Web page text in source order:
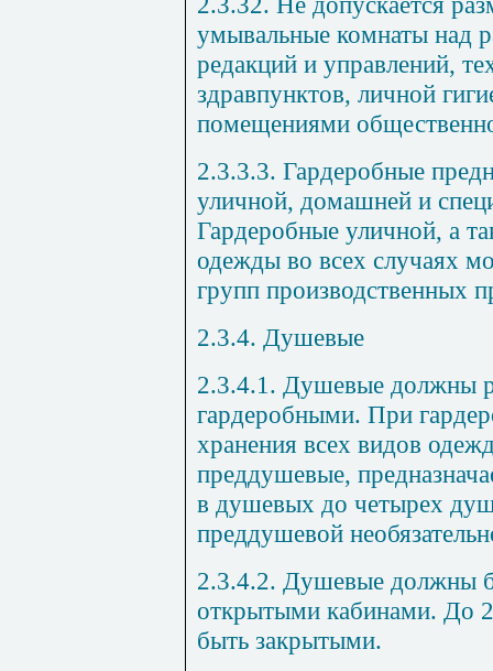
умывальные комнаты над
редакций и управлений,
здравпунктов, личной
помещениями
2.3.3.3. Гардеробные
уличной, домашней и
Гардеробные уличной, а
одежды во всех случаях
групп производственных
2.3.4. Душевые
2.3.4.1. Душевые должны
гардеробными. При
хранения всех видов
преддушевые,
в душевых до четырех
преддушевой
2.3.4.2. Душевые должны
открытыми кабинами. До
быть закрытыми.